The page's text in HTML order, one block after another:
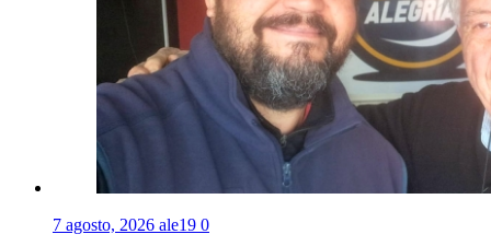
7 agosto, 2026 ale19 0